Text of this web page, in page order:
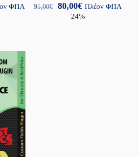
ΦΠΑ
95,00€
Original
price
80,00€Η
τρέχουσα
Πλέον ΦΠΑ
24%